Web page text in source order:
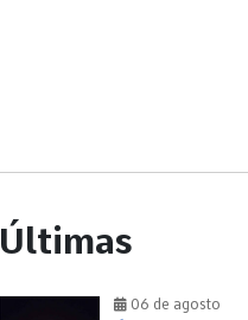
Últimas
06 de agosto